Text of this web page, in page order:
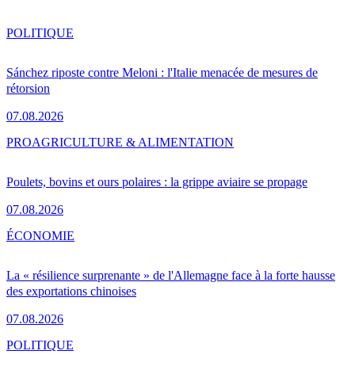
Sánchez riposte contre Meloni : l'Italie menacée de mesures de
rétorsion
07.08.2026
POLITIQUE
Poulets, bovins et ours polaires : la grippe aviaire se propage
07.08.2026
PROAGRICULTURE & ALIMENTATION
La « résilience surprenante » de l'Allemagne face à la forte hausse
des exportations chinoises
07.08.2026
ÉCONOMIE
POLITIQUE